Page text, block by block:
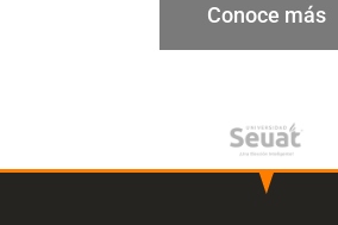
Conoce más